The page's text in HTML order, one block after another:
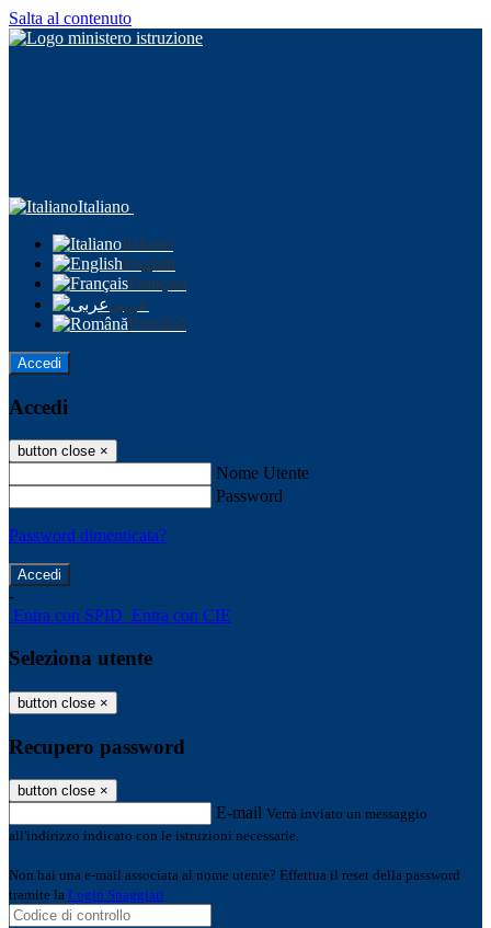
Salta al contenuto
Italiano
Italiano
English
Français
عربى
Română
Accedi
Accedi
button close ×
Nome Utente
Password
Password dimenticata?
-
Entra con SPID Entra con CIE
Seleziona utente
button close ×
Recupero password
button close ×
E-mail Verrà inviato un messaggio
all'indirizzo indicato con le istruzioni necessarie.
Non hai una e-mail associata al nome utente? Effettua il reset della password
tramite la Login Spaggiari